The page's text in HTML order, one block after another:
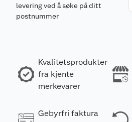
levering ved å søke på ditt
postnummer
Kvalitetsprodukter
fra kjente
merkevarer
Gebyrfri faktura